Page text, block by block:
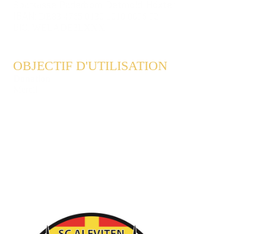
OBJECTIF D'UTILISATION